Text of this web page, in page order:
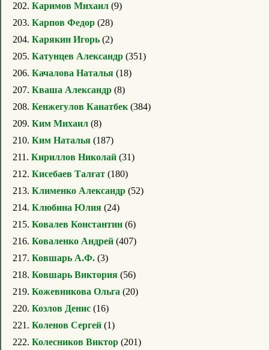
202. Каримов Михаил (9)
203. Карпов Федор (28)
204. Карякин Игорь (2)
205. Катунцев Александр (351)
206. Качалова Наталья (18)
207. Кваша Александр (8)
208. Кенжегулов Канатбек (384)
209. Ким Михаил (8)
210. Ким Наталья (187)
211. Кириллов Николай (31)
212. Кисебаев Талғат (180)
213. Клименко Александр (52)
214. Клюбина Юлия (24)
215. Ковалев Константин (6)
216. Коваленко Андрей (407)
217. Ковшарь А.Ф. (3)
218. Ковшарь Виктория (56)
219. Кожевникова Ольга (20)
220. Козлов Денис (16)
221. Коленов Сергей (1)
222. Колесников Виктор (201)